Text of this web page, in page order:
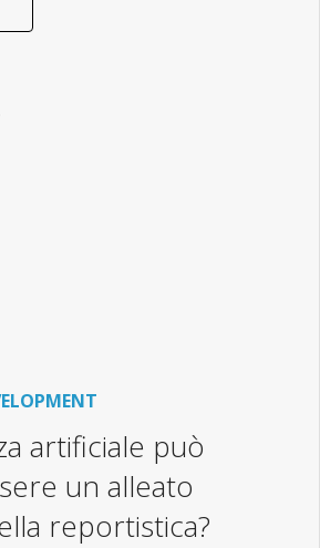
artificiale può
un alleato
reportistica?